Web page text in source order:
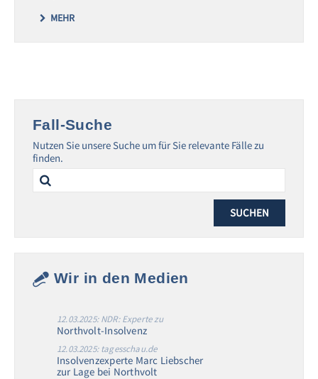
MEHR
Fall-Suche
Nutzen Sie unsere Suche um für Sie relevante Fälle zu
finden.
Search
for:
Wir in den Medien
12.03.2025: NDR: Experte zu
Northvolt-Insolvenz
12.03.2025: tagesschau.de
Insolvenzexperte Marc Liebscher
zur Lage bei Northvolt